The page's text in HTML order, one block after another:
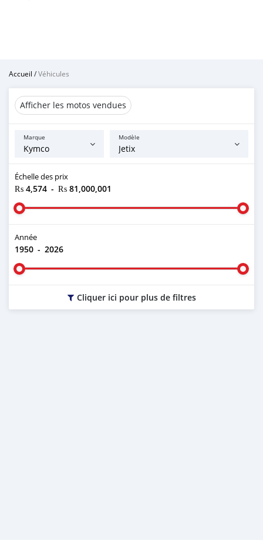
Accueil /Véhicules
Afficher les motos vendues
Marque Modèle
Échelle des prix
₨ 4,574 - ₨ 81,000,001
Année
1950 - 2026
Cliquer ici pour plus de filtres